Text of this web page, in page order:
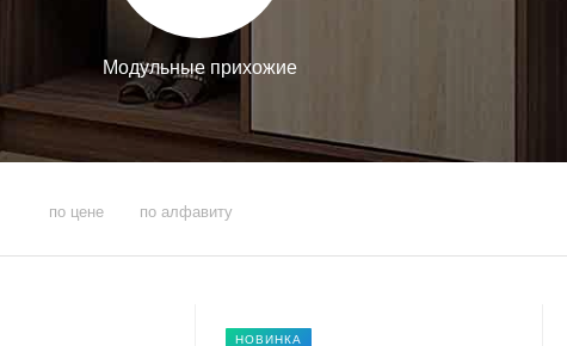
Модульные прихожие
по цене по алфавиту
НОВИНКА